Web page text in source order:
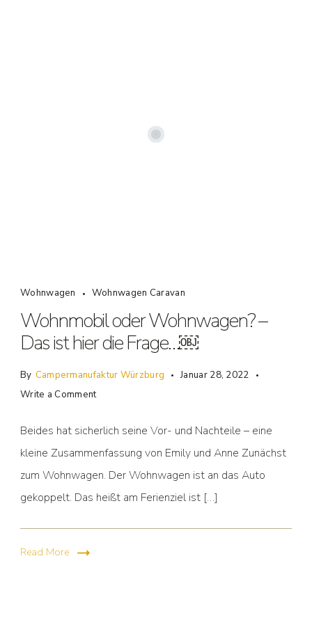
Wohnwagen Wohnwagen Caravan
Wohnmobil oder Wohnwagen? –
Das ist hier die Frage…￼
By Campermanufaktur Würzburg
Januar 28, 2022
Write a Comment
Beides hat sicherlich seine Vor- und Nachteile – eine
kleine Zusammenfassung von Emily und Anne Zunächst
zum Wohnwagen. Der Wohnwagen ist an das Auto
gekoppelt. Das heißt am Ferienziel ist […]
Read More